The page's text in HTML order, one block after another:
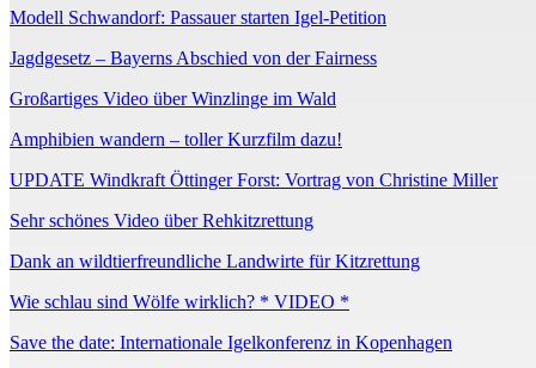
Modell Schwandorf: Passauer starten Igel-Petition
Jagdgesetz – Bayerns Abschied von der Fairness
Großartiges Video über Winzlinge im Wald
Amphibien wandern – toller Kurzfilm dazu!
UPDATE Windkraft Öttinger Forst: Vortrag von Christine Miller
Sehr schönes Video über Rehkitzrettung
Dank an wildtierfreundliche Landwirte für Kitzrettung
Wie schlau sind Wölfe wirklich? * VIDEO *
Save the date: Internationale Igelkonferenz in Kopenhagen